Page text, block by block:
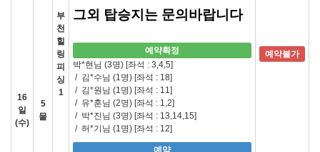
16
일
(수)
5
물
부
천
힐
링
피
싱
1
그외 탑승지는 문의바랍니다
예약확정
박*현님 (3명) [좌석 : 3,4,5]
/ 김*수님 (1명) [좌석 : 18]
/ 김*원님 (1명) [좌석 : 11]
/ 유*훈님 (2명) [좌석 : 1,2]
/ 박*진님 (3명) [좌석 : 13,14,15]
/ 허*기님 (1명) [좌석 : 12]
예약
예약불가